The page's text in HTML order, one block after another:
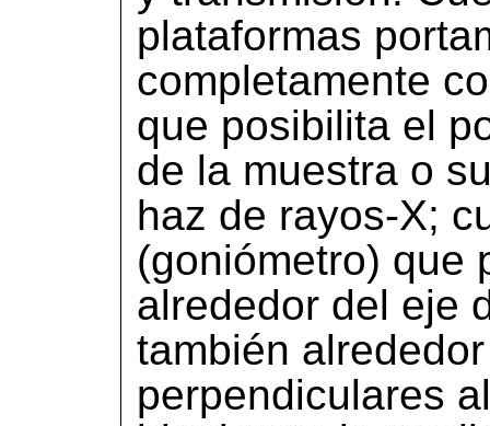
plataformas
completamente
que posibilita el
de la muestra o
haz de rayos-X;
(goniómetro) que
alrededor del eje
también
perpendiculares